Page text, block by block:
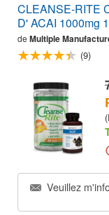
CLEANSE-RITE
D' ACAI 1000mg
de Multiple
(9)
Veuillez